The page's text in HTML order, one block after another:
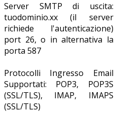
Server SMTP di uscita:
tuodominio.xx (il server
richiede l'autenticazione)
port 26, o in alternativa la
porta 587
Protocolli Ingresso Email
Supportati: POP3, POP3S
(SSL/TLS), IMAP, IMAPS
(SSL/TLS)